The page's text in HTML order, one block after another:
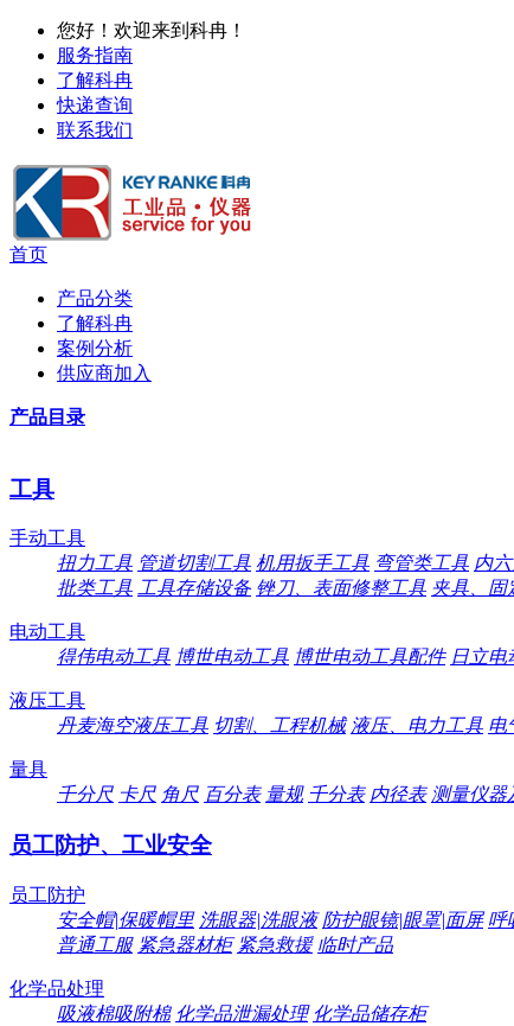
您好！欢迎来到科冉！
服务指南
了解科冉
快递查询
联系我们
首页
产品分类
了解科冉
案例分析
供应商加入
产品目录
工具
手动工具
扭力工具 管道切割工具 机用扳手工具 弯管类工具 内
批类工具 工具存储设备 锉刀、表面修整工具 夹具、固
电动工具
得伟电动工具 博世电动工具 博世电动工具配件 日立电
液压工具
丹麦海空液压工具 切割、工程机械 液压、电力工具 电
量具
千分尺 卡尺 角尺 百分表 量规 千分表 内径表 测量仪器
员工防护、工业安全
员工防护
安全帽|保暖帽里 洗眼器|洗眼液 防护眼镜|眼罩|面屏 呼
普通工服 紧急器材柜 紧急救援 临时产品
化学品处理
吸液棉吸附棉 化学品泄漏处理 化学品储存柜